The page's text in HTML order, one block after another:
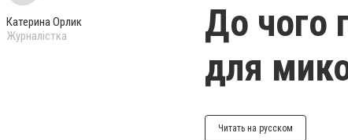
Катерина Орлик
Журналістка
До чого
для
Читать на русском